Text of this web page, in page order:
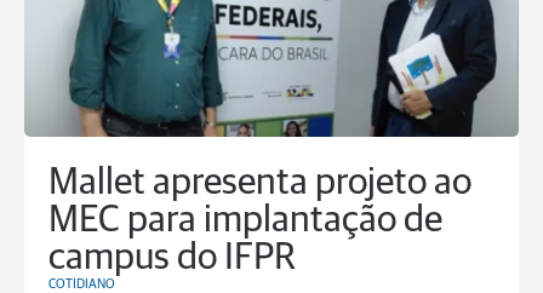
Mallet apresenta projeto ao
MEC para implantação de
campus do IFPR
COTIDIANO